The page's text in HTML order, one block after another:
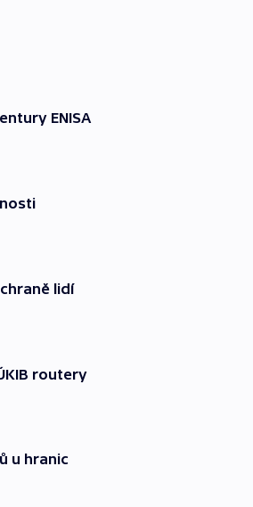
ENISA
lidí
routery
u hranic